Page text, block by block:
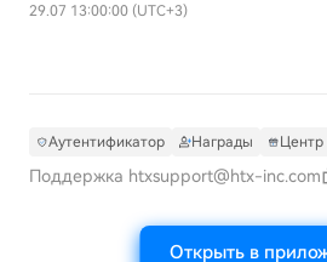
DOGE/SOL/META/SNDK/PEPE,
29.07 13:00:00 (UTC+3)
Аутентификатор Награды Центр
Поддержка htxsupport@htx-inc.com
Открыть в